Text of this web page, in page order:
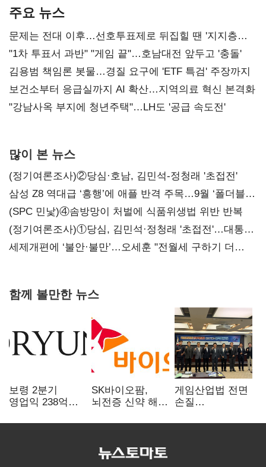
주요 뉴스
문제는 전대 이후…선호투표제로 뒤집힐 땐 '지지층
불복'
"1차 투표서 과반" "게임 끝"…호남대전 앞두고 '충돌'
김용범 책임론 봇물…경질 요구에 'ETF 특검' 주장까지
보건소부터 응급실까지 AI 확산…지역의료 혁신 본격화
"강남사옥 부지에 청년주택"…LH도 '공급 속도전'
많이 본 뉴스
(정기여론조사)②당심·호남, 김민석-정청래 '초접전'
삼성 Z8 역대급 ‘흥행’에 애플 반격 주목…9월 ‘폴더블
대전’
(SPC 민낯)④솜방망이 처벌에 식품위생법 위반 반복
(정기여론조사)①당심, 김민석·정청래 '초접전'…대통령
지지도 '50% 아래로'(종합)
세제개편에 ‘불안·불만’…오세훈 "전월세 구하기 더
함께 볼만한 뉴스
보령 2분기
영업익 238억…
SK바이오팜,
뇌전증 신약 해외
차세대 신약 개발
게임산업법 전면
손질
규제 걷고